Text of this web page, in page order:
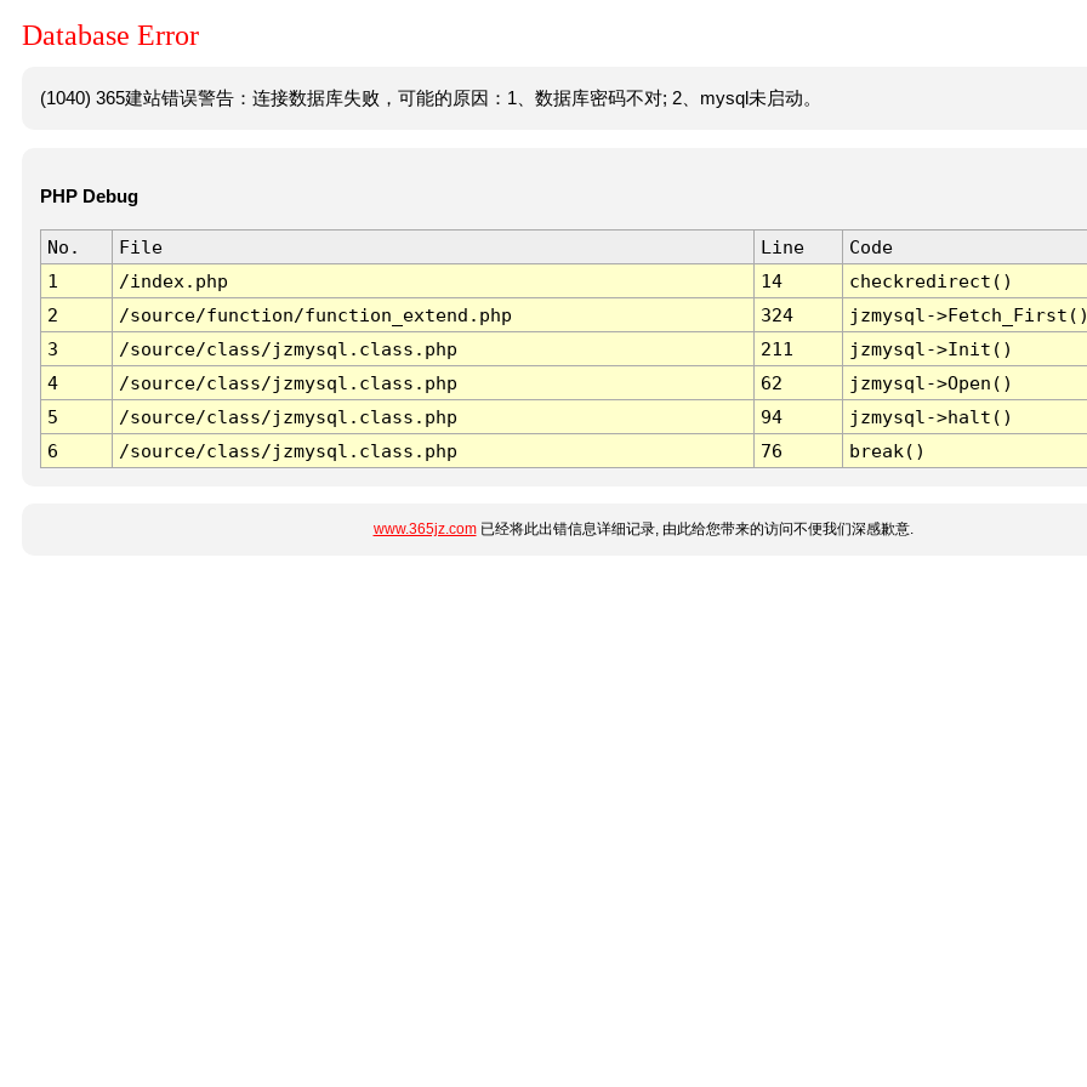
Database Error
(1040) 365建站错误警告：连接数据库失败，可能的原因：1、数据库密码不对; 2、mysql未启动。
PHP Debug
No. File Line
Code
1
/index.php 14
checkredirect()
2
/source/function/function_extend.php 324
jzmysql-
3
/source/class/jzmysql.class.php 211
jzmysql->Init()
4
/source/class/jzmysql.class.php 62
jzmysql->Open()
5
/source/class/jzmysql.class.php 94
jzmysql->halt()
6
/source/class/jzmysql.class.php 76 break()
www.365jz.com已经将此出错信息详细记录, 由此给您带来的访问不便我们深感歉意.